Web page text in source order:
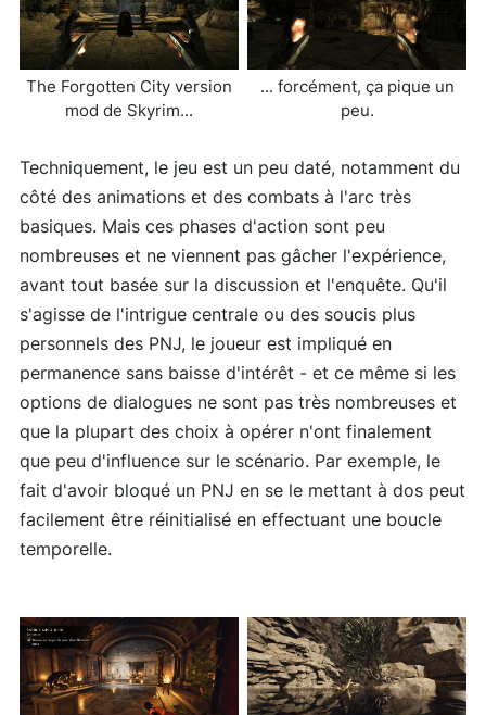
The Forgotten City version
mod de Skyrim...
... forcément, ça pique un
peu.
Techniquement, le jeu est un peu daté, notamment du
côté des animations et des combats à l'arc très
basiques. Mais ces phases d'action sont peu
nombreuses et ne viennent pas gâcher l'expérience,
avant tout basée sur la discussion et l'enquête. Qu'il
s'agisse de l'intrigue centrale ou des soucis plus
personnels des PNJ, le joueur est impliqué en
permanence sans baisse d'intérêt - et ce même si les
options de dialogues ne sont pas très nombreuses et
que la plupart des choix à opérer n'ont finalement
que peu d'influence sur le scénario. Par exemple, le
fait d'avoir bloqué un PNJ en se le mettant à dos peut
facilement être réinitialisé en effectuant une boucle
temporelle.